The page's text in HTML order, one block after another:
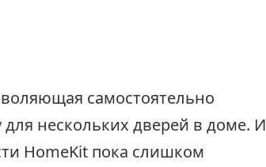
самостоятельно
нескольких дверей в доме. И
HomeKit пока слишком